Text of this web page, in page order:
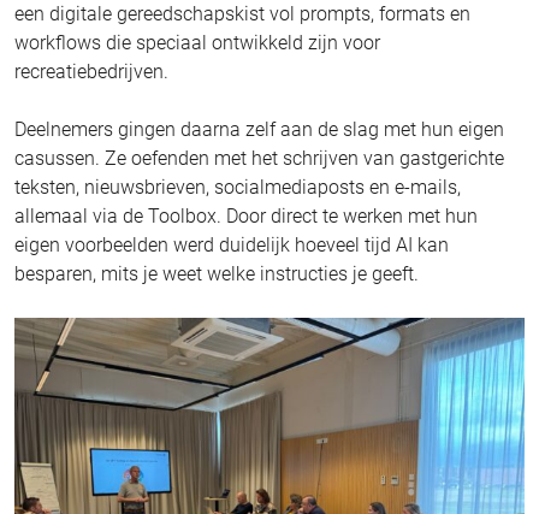
een digitale gereedschapskist vol prompts, formats en
workflows die speciaal ontwikkeld zijn voor
recreatiebedrijven.
Deelnemers gingen daarna zelf aan de slag met hun eigen
casussen. Ze oefenden met het schrijven van gastgerichte
teksten, nieuwsbrieven, socialmediaposts en e-mails,
allemaal via de Toolbox. Door direct te werken met hun
eigen voorbeelden werd duidelijk hoeveel tijd AI kan
besparen, mits je weet welke instructies je geeft.